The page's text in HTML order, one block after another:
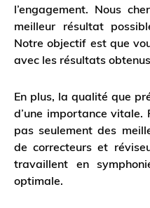
l’engagement. Nous
meilleur résultat
Notre objectif est que
avec les résultats
En plus, la qualité que
d’une importance vitale.
pas seulement des
de correcteurs et
travaillent en
optimale.